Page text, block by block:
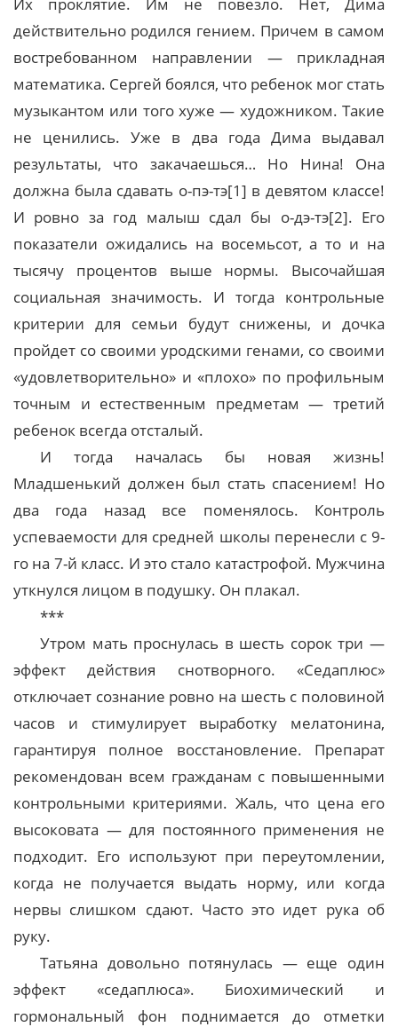
действительно родился гением. Причем в самом
востребованном направлении — прикладная
математика. Сергей боялся, что ребенок мог стать
музыкантом или того хуже — художником. Такие
не ценились. Уже в два года Дима выдавал
результаты, что закачаешься… Но Нина! Она
должна была сдавать о-пэ-тэ[1] в девятом классе!
И ровно за год малыш сдал бы о-дэ-тэ[2]. Его
показатели ожидались на восемьсот, а то и на
тысячу процентов выше нормы. Высочайшая
социальная значимость. И тогда контрольные
критерии для семьи будут снижены, и дочка
пройдет со своими уродскими генами, со своими
«удовлетворительно» и «плохо» по профильным
точным и естественным предметам — третий
ребенок всегда отсталый.
И тогда началась бы новая жизнь!
Младшенький должен был стать спасением! Но
два года назад все поменялось. Контроль
успеваемости для средней школы перенесли с 9-
го на 7-й класс. И это стало катастрофой. Мужчина
уткнулся лицом в подушку. Он плакал.
***
Утром мать проснулась в шесть сорок три —
эффект действия снотворного. «Седаплюс»
отключает сознание ровно на шесть с половиной
часов и стимулирует выработку мелатонина,
гарантируя полное восстановление. Препарат
рекомендован всем гражданам с повышенными
контрольными критериями. Жаль, что цена его
высоковата — для постоянного применения не
подходит. Его используют при переутомлении,
когда не получается выдать норму, или когда
нервы слишком сдают. Часто это идет рука об
руку.
Татьяна довольно потянулась — еще один
эффект «седаплюса». Биохимический и
гормональный фон поднимается до отметки